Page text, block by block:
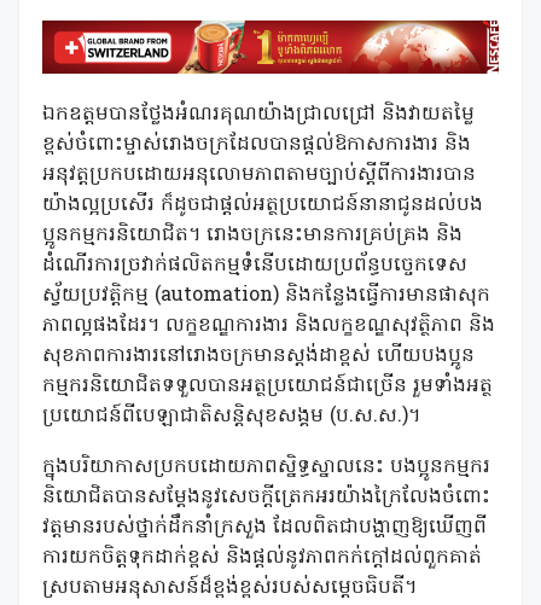
ឯកឧត្តមបានថ្លែងអំណរគុណយ៉ាងជ្រាលជ្រៅ និងវាយតម្លៃ
ខ្ពស់ចំពោះម្ចាស់រោងចក្រដែលបានផ្តល់ឱកាសការងារ និង
អនុវត្តប្រកបដោយអនុលោមភាពតាមច្បាប់ស្តីពីការងារបាន
យ៉ាងល្អប្រសើរ ក៏ដូចជាផ្តល់អត្ថប្រយោជន៍នានាជូនដល់បង
ប្អូនកម្មករនិយោជិត។ រោងចក្រនេះមានការគ្រប់គ្រង និង
ដំណើរការច្រវាក់ផលិតកម្មទំនើបដោយប្រព័ន្ធបច្ចេកទេស
ស្វ័យប្រវត្តិកម្ម (automation) និងកន្លែងធ្វើការមានផាសុក
ភាពល្អផងដែរ។ លក្ខខណ្ឌការងារ និងលក្ខខណ្ឌសុវត្ថិភាព និង
សុខភាពការងារនៅរោងចក្រមានស្តង់ដាខ្ពស់ ហើយបងប្អូន
កម្មករនិយោជិតទទួលបានអត្ថប្រយោជន៍ជាច្រើន រួមទាំងអត្ថ
ប្រយោជន៍ពីបេឡាជាតិសន្តិសុខសង្គម (ប.ស.ស.)។
ក្នុងបរិយាកាសប្រកបដោយភាពស្និទ្ធស្នាលនេះ បងប្អូនកម្មករ
និយោជិតបានសម្តែងនូវសេចក្តីត្រេកអរយ៉ាងក្រៃលែងចំពោះ
វត្តមានរបស់ថ្នាក់ដឹកនាំក្រសួង ដែលពិតជាបង្ហាញឱ្យឃើញពី
ការយកចិត្តទុកដាក់ខ្ពស់ និងផ្តល់នូវភាពកក់ក្តៅដល់ពួកគាត់
ស្របតាមអនុសាសន៍ដ៏ខ្ពង់ខ្ពស់របស់សម្ដេចធិបតី។